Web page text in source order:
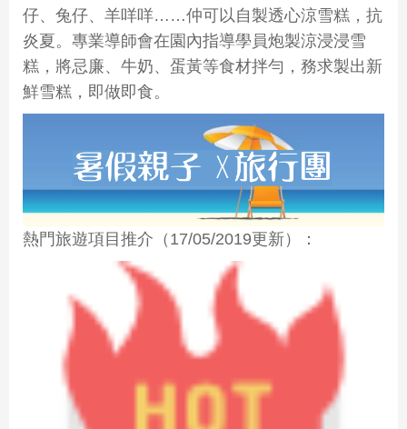
仔、兔仔、羊咩咩……仲可以自製透心涼雪糕，抗
炎夏。專業導師會在園內指導學員炮製涼浸浸雪
糕，將忌廉、牛奶、蛋黃等食材拌勻，務求製出新
鮮雪糕，即做即食。
熱門旅遊項目推介（17/05/2019更新）：